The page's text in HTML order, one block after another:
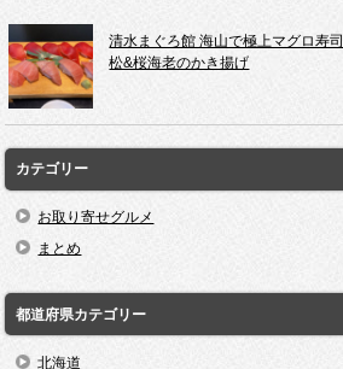
清水まぐろ館 海山で極上マグロ寿司
松&桜海老のかき揚げ
カテゴリー
お取り寄せグルメ
まとめ
都道府県カテゴリー
北海道